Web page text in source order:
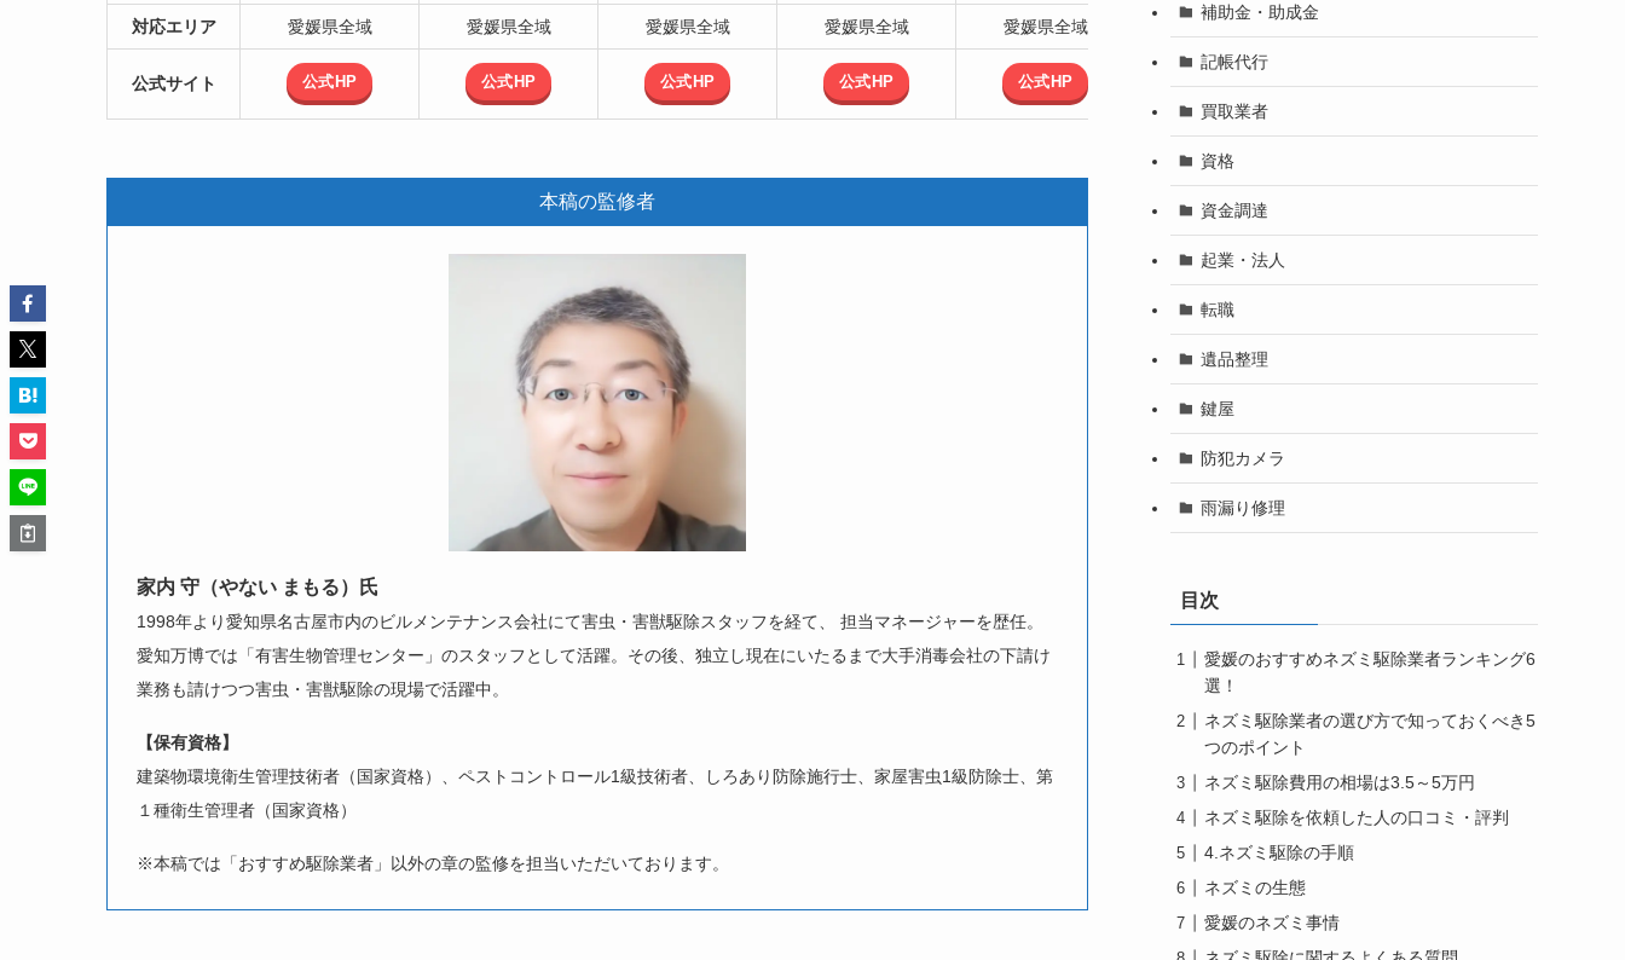
対応エリア 愛媛県全域 愛媛県全域 愛媛県全域 愛媛県全域 愛媛県全域 愛媛県全域
公式サイト 公式HP 公式HP 公式HP 公式HP 公式HP
本稿の監修者
家内 守（やない まもる）氏
1998年より愛知県名古屋市内のビルメンテナンス会社にて害虫・害獣駆除スタッフを経て、 担当マネージャーを歴任。
愛知万博では「有害生物管理センター」のスタッフとして活躍。その後、独立し現在にいたるまで大手消毒会社の下請け
業務も請けつつ害虫・害獣駆除の現場で活躍中。
【保有資格】
建築物環境衛生管理技術者（国家資格）、ペストコントロール1級技術者、しろあり防除施行士、家屋害虫1級防除士、第
１種衛生管理者（国家資格）
※本稿では「おすすめ駆除業者」以外の章の監修を担当いただいております。
補助金・助成金
記帳代行
買取業者
資格
資金調達
起業・法人
転職
遺品整理
鍵屋
防犯カメラ
雨漏り修理
目次
愛媛のおすすめネズミ駆除業者ランキング6
選！
ネズミ駆除業者の選び方で知っておくべき5
つのポイント
ネズミ駆除費用の相場は3.5～5万円
ネズミ駆除を依頼した人の口コミ・評判
4.ネズミ駆除の手順
ネズミの生態
愛媛のネズミ事情